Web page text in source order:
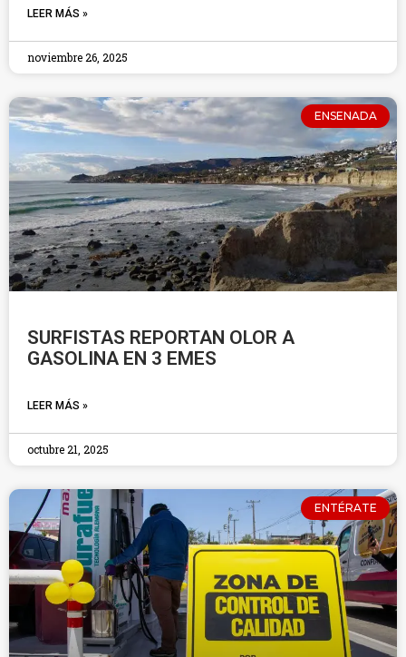
LEER MÁS »
noviembre 26, 2025
ENSENADA
SURFISTAS REPORTAN OLOR A
GASOLINA EN 3 EMES
LEER MÁS »
octubre 21, 2025
ENTÉRATE